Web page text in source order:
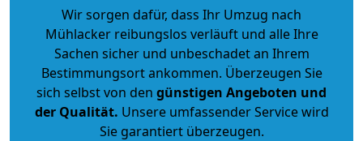
Wir sorgen dafür, dass Ihr Umzug nach
Mühlacker reibungslos verläuft und alle Ihre
Sachen sicher und unbeschadet an Ihrem
Bestimmungsort ankommen. Überzeugen Sie
sich selbst von den günstigen Angeboten und
der Qualität. Unsere umfassender Service wird
Sie garantiert überzeugen.